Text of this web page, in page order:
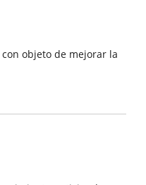
objeto de mejorar la